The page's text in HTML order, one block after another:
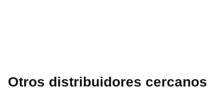
Otros distribuidores cercanos